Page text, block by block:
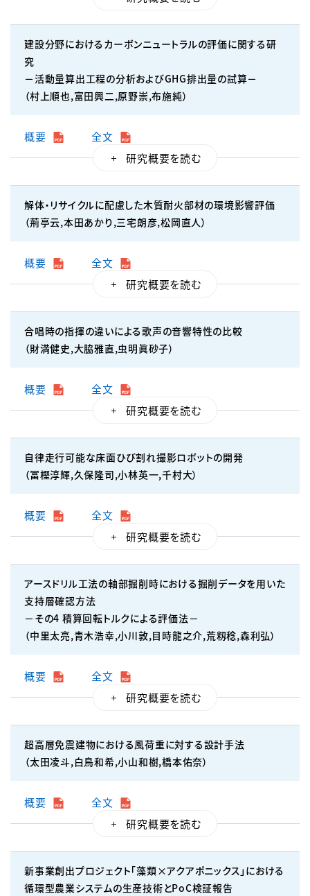
建設分野におけるカーボンニュートラルの評価に関する研
究
－活動量算出工程の分析およびGHG排出量の試算－
（村上順也,富田興二,原野崇,布施純）
概要 全文
解体・リサイクルに配慮した木質耐火部材の環境影響評価
（荊亭云,本田あかり,三宅朗彦,松岡直人）
概要 全文
合唱時の指揮の違いによる歌声の音響特性の比較
（財満健史,大脇雅直,虫明眞砂子）
概要 全文
自律走行可能な床面ひび割れ撮影ロボットの開発
（冨樫淳輝,久保隆司,小林英一,千村大）
概要 全文
アースドリル工法の軸部掘削時における掘削データを用いた
支持層確認方法
－その4 積算回転トルクによる評価法－
（中里太亮,青木浩幸,小川敦,目時龍之介,荒籾稔,森利弘）
概要 全文
超高層免震建物における風荷重に対する設計手法
（太田凌斗,白鳥和希,小山和樹,橋本佑奈）
概要 全文
新事業創出プロジェクト「藻類×アクアポニックス」における
循環型農業システムの生産技術とPoC検証報告